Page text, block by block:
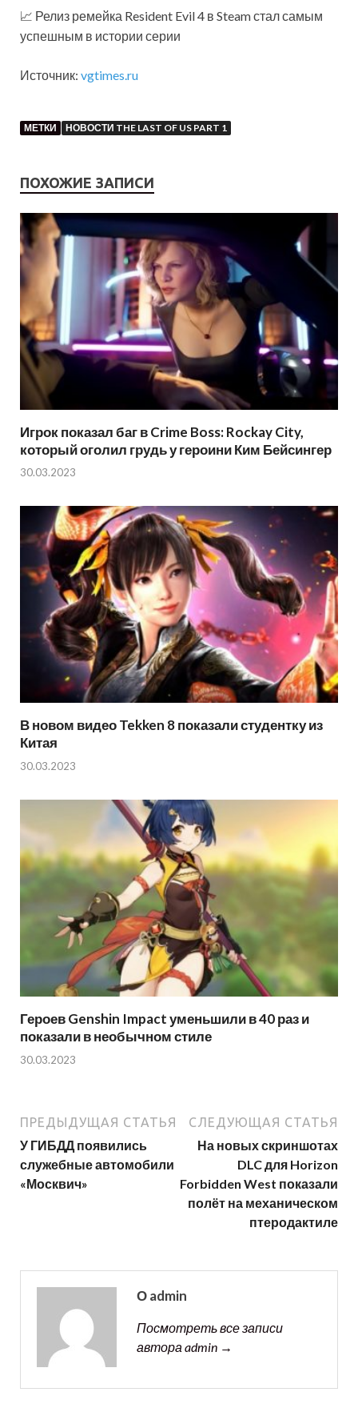
📈 Релиз ремейка Resident Evil 4 в Steam стал самым
успешным в истории серии
Источник: vgtimes.ru
МЕТКИ НОВОСТИ THE LAST OF US PART 1
ПОХОЖИЕ ЗАПИСИ
Игрок показал баг в Crime Boss: Rockay City,
который оголил грудь у героини Ким Бейсингер
30.03.2023
В новом видео Tekken 8 показали студентку из
Китая
30.03.2023
Героев Genshin Impact уменьшили в 40 раз и
показали в необычном стиле
30.03.2023
ПРЕДЫДУЩАЯ СТАТЬЯ
У ГИБДД появились
служебные автомобили
«Москвич»
СЛЕДУЮЩАЯ СТАТЬЯ
На новых скриншотах
DLC для Horizon
Forbidden West показали
полёт на механическом
птеродактиле
О admin
Посмотреть все записи
автора admin →